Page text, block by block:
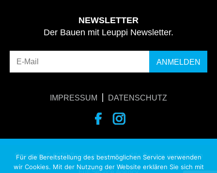
NEWSLETTER
Der Bauen mit Leuppi Newsletter.
IMPRESSUM DATENSCHUTZ
Copyright © 2020 Bauen mit Leuppi - Alle Rechte vorbehalten
Für die Bereitstellung des bestmöglichen Service verwenden
wir Cookies. Mit der Nutzung der Website erklären Sie sich mit